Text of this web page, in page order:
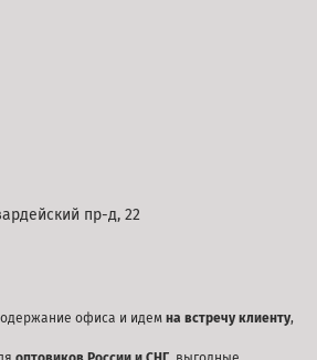
пр-д, 22
офиса и идем на встречу клиенту,